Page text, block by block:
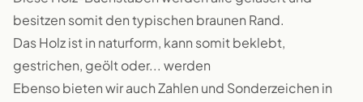
besitzen somit den typischen braunen Rand.
Das Holz ist in naturform, kann somit beklebt,
gestrichen, geölt oder... werden
Ebenso bieten wir auch Zahlen und Sonderzeichen in